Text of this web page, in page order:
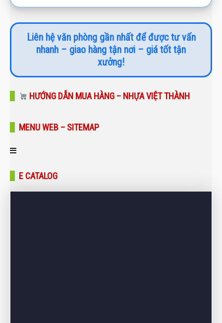
Liên hệ văn phòng gần nhất để được tư vấn
nhanh – giao hàng tận nơi – giá tốt tận
xưởng!
HƯỚNG DẪN MUA HÀNG – NHỰA VIỆT THÀNH
MENU WEB – SITEMAP
Trang chủ
E CATALOG